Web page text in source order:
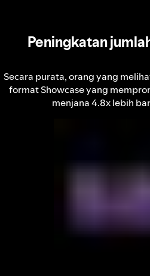
Peningkatan
Secara purata, orang yang
format Showcase yang
menjana 4.8x lebih